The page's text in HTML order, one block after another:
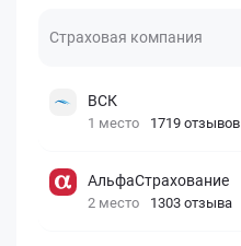
Страховая компания
ВСК
1 место 1719 отзывов
АльфаСтрахование
2 место 1303 отзыва